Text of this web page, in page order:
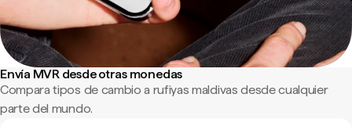
Envía MVR desde otras monedas
Compara tipos de cambio a rufiyas maldivas desde cualquier
parte del mundo.